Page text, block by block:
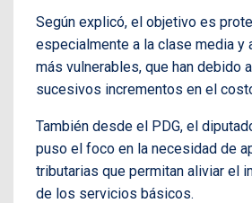
Según explicó, el objetivo es
especialmente a la clase media y
más vulnerables, que han debido
sucesivos incrementos en el
También desde el PDG, el
puso el foco en la necesidad de
tributarias que permitan aliviar el
de los servicios básicos.